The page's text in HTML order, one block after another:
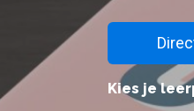
Kies je